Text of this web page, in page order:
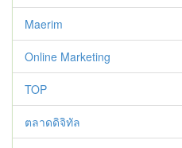
Maerim
Online Marketing
TOP
ตลาดดิจิทัล